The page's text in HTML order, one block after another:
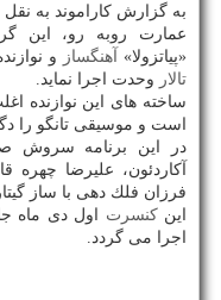
به گزارش كاراموند به
عمارت روبه رو، این
«پیاتزولا» آهنگساز
و
تالار وحدت اجرا نماید.
ساخته های این نوازنده
است و موسیقی تانگو را
در این برنامه سروش
آكاردئون، علیرضا چهره
فرزان فلك دهی با ساز
اینكنسرت اول دی ماه
اجرا می گردد.